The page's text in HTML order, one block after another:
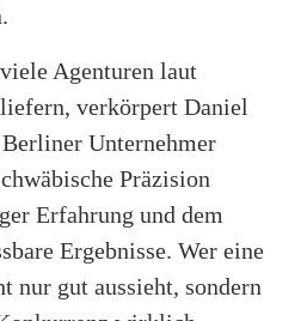
Agenturen laut
verkörpert Daniel
Unternehmer
Präzision
Erfahrung und dem
Ergebnisse. Wer eine
nur gut aussieht, sondern